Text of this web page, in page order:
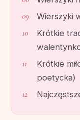
Wierszyki
Krótkie
Krótkie
poetycka)